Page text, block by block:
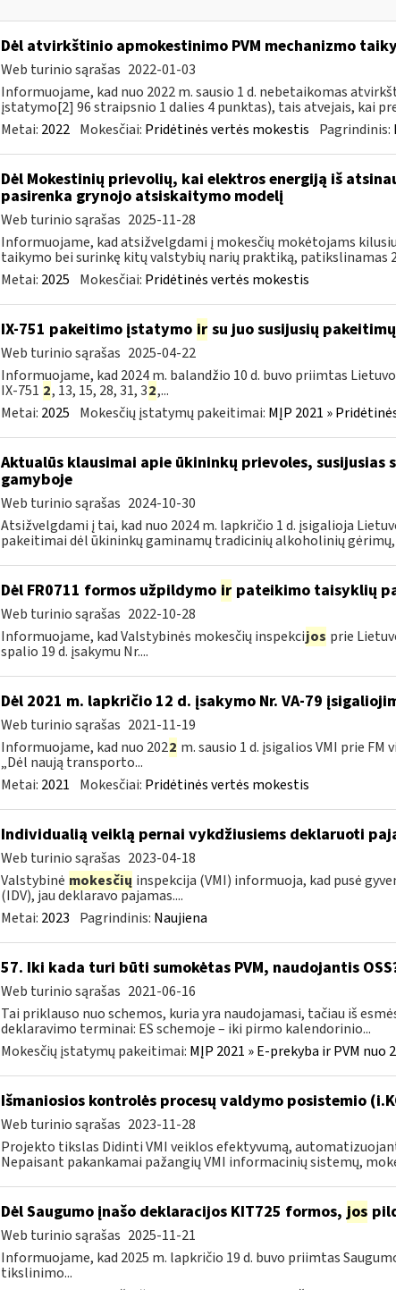
Dėl atvirkštinio apmokestinimo PVM mechanizmo
Web turinio sąrašas 2022-01-03
Informuojame, kad nuo 2022 m. sausio 1 d. nebetaikomas
įstatymo[2] 96 straipsnio 1 dalies 4 punktas), tais atvejais, kai
Metai: 2022 Mokesčiai: Pridėtinės vertės mokestis Pagrindinis:
Dėl Mokestinių prievolių, kai elektros energiją iš
pasirenka grynojo atsiskaitymo modelį
Web turinio sąrašas 2025-11-28
Informuojame, kad atsižvelgdami į mokesčių mokėtojams
taikymo bei surinkę kitų valstybių narių praktiką, patikslinamas
Metai: 2025 Mokesčiai: Pridėtinės vertės mokestis
IX-751 pakeitimo įstatymo irsu juo susijusių
Web turinio sąrašas 2025-04-22
Informuojame, kad 2024 m. balandžio 10 d. buvo priimtas
IX-751 2, 13, 15, 28, 31, 32,...
Metai: 2025 Mokesčių įstatymų pakeitimai: MĮP 2021 »
Aktualūs klausimai apie ūkininkų prievoles,
gamyboje
Web turinio sąrašas 2024-10-30
Atsižvelgdami į tai, kad nuo 2024 m. lapkričio 1 d. įsigalioja
pakeitimai dėl ūkininkų gaminamų tradicinių alkoholinių gėrimų,
Dėl FR0711 formos užpildymo irpateikimo taisyklių
Web turinio sąrašas 2022-10-28
Informuojame, kad Valstybinės mokesčių inspekcijos prie
spalio 19 d. įsakymu Nr....
Dėl 2021 m. lapkričio 12 d. įsakymo Nr. VA-79
Web turinio sąrašas 2021-11-19
Informuojame, kad nuo 2022 m. sausio 1 d. įsigalios VMI prie
„Dėl naują transporto...
Metai: 2021 Mokesčiai: Pridėtinės vertės mokestis
Individualią veiklą pernai vykdžiusiems deklaruoti
Web turinio sąrašas 2023-04-18
Valstybinė mokesčių inspekcija (VMI) informuoja, kad pusė
(IDV), jau deklaravo pajamas....
Metai: 2023 Pagrindinis: Naujiena
57. Iki kada turi būti sumokėtas PVM, naudojantis
Web turinio sąrašas 2021-06-16
Tai priklauso nuo schemos, kuria yra naudojamasi, tačiau iš
deklaravimo terminai: ES schemoje – iki pirmo kalendorinio...
Mokesčių įstatymų pakeitimai: MĮP 2021 » E-prekyba ir PVM nuo
Išmaniosios kontrolės procesų valdymo posistemio
Web turinio sąrašas 2023-11-28
Projekto tikslas Didinti VMI veiklos efektyvumą,
Nepaisant pakankamai pažangių VMI informacinių sistemų,
Dėl Saugumo įnašo deklaracijos KIT725 formos, jos
Web turinio sąrašas 2025-11-21
Informuojame, kad 2025 m. lapkričio 19 d. buvo priimtas
tikslinimo...